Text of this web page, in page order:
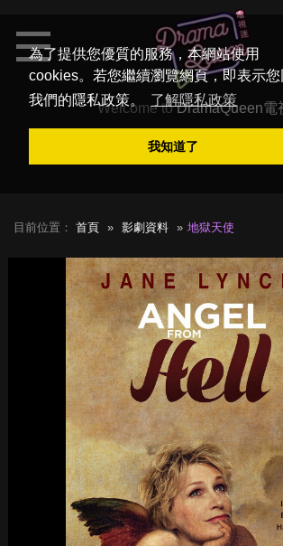
為了提供您優質的服務，本網站使用
cookies。若您繼續瀏覽網頁，即表示
我們的隱私政策。
了解隱私政策
我知道了
Welcome toDramaQueen電
目前位置： 首頁 影劇資料 地獄天使